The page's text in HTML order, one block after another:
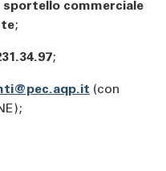
sportello commerciale
;
;
(con